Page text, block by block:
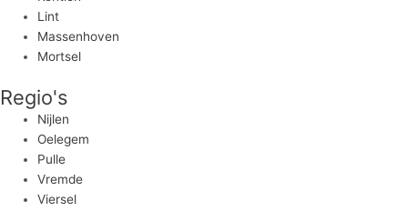
Lint
Massenhoven
Mortsel
Regio's
Nijlen
Oelegem
Pulle
Vremde
Viersel